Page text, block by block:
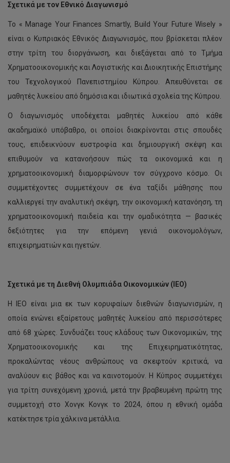
Σχετικά με τον Εθνικό Διαγωνισμό
Το « Manage Your Finances Smartly, Build Your Future Wisely »
είναι ο Κυπριακός Εθνικός Διαγωνισμός, που βρίσκεται πλέον
στην τρίτη του διοργάνωση, και διεξάγεται από το Τμήμα
Χρηματοοικονομικής και Λογιστικής και Διοικητικής Επιστήμης
του Τεχνολογικού Πανεπιστημίου Κύπρου. Απευθύνεται σε
μαθητές λυκείου από δημόσια και ιδιωτικά σχολεία της Κύπρου.
Ο διαγωνισμός υποδέχεται μαθητές λυκείου από κάθε
ακαδημαϊκό υπόβαθρο, οι οποίοι διακρίνονται στις σπουδές
τους, επιδεικνύουν ευστροφία και δημιουργική σκέψη και
επιθυμούν να κατανοήσουν πώς τα οικονομικά και η
χρηματοοικονομική διαμορφώνουν τον σύγχρονο κόσμο. Οι
συμμετέχοντες συμμετέχουν σε ένα ταξίδι μάθησης που
καλλιεργεί την αναλυτική σκέψη, την οικονομική κατανόηση, τη
χρηματοοικονομική παιδεία και την ομαδικότητα — βασικές
δεξιότητες για την επόμενη γενιά οικονομολόγων,
επιχειρηματιών και ηγετών.
Σχετικά με τη Διεθνή Ολυμπιάδα Οικονομικών (IEO)
Η IEO είναι μια εκ των κορυφαίων διεθνών διαγωνισμών, η
οποία ενώνει εξαίρετους μαθητές λυκείου από περισσότερες
από 68 χώρες. Συνδυάζει τους κλάδους των Οικονομικών, της
Χρηματοοικονομικής και της Επιχειρηματικότητας,
προκαλώντας νέους ανθρώπους να σκεφτούν κριτικά, να
αναλύουν εις βάθος και να καινοτομούν. Η Κύπρος συμμετέχει
για τρίτη συνεχόμενη χρονιά, μετά την βραβευμένη πρώτη της
συμμετοχή στο Χονγκ Κονγκ το 2024, όπου η εθνική ομάδα
κατέκτησε τρία χάλκινα μετάλλια.
Στρατηγική
συνεργασία
ΤΕΠΑΚ
με
το